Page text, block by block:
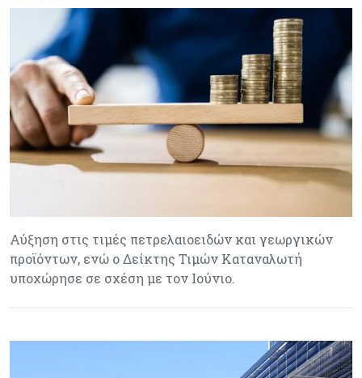
Αύξηση στις τιμές πετρελαιοειδών και γεωργικών
προϊόντων, ενώ ο Δείκτης Τιμών Καταναλωτή
υποχώρησε σε σχέση με τον Ιούνιο.